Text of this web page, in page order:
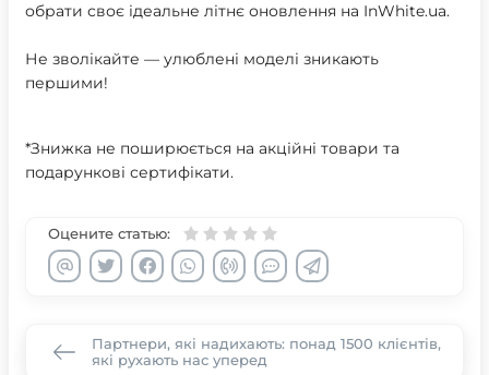
обрати своє ідеальне літнє оновлення на InWhite.ua.
Не зволікайте — улюблені моделі зникають
першими!
*Знижка не поширюється на акційні товари та
подарункові сертифікати.
Оцените статью:
Партнери, які надихають: понад 1500 клієнтів,
які рухають нас уперед